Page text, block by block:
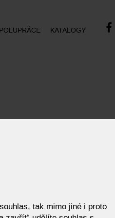
KATALOGY
Designový jídelní
MIU
tak mimo jiné i proto